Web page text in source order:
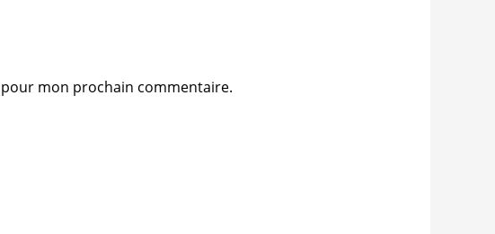
mon prochain commentaire.